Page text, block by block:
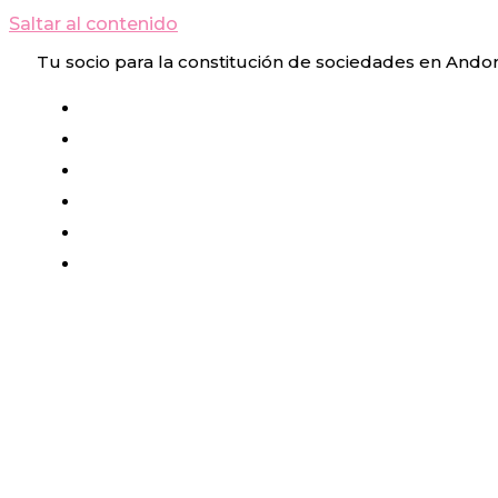
Saltar al contenido
Tu socio para la constitución de sociedades en